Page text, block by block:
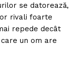
se datorează,
rivali foarte
repede decât
un om are